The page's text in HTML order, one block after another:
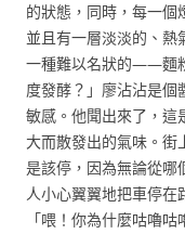
的狀態，同時，每一個
並且有一層淡淡的、熱
一種難以名狀的——麵
度發酵？」廖沾沾是個
敏感。他聞出來了，這
大而散發出的氣味。街
是該停，因為無論從哪
人小心翼翼地把車停在
「喂！你為什麼咕嚕